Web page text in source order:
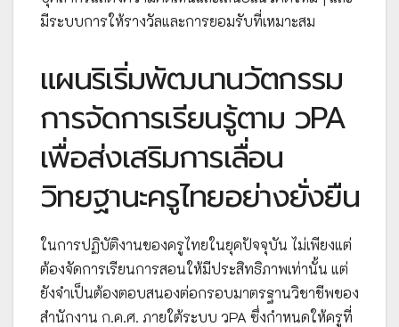
มีระบบการให้รางวัลและการยอมรับที่เหมาะสม
แผนริเริ่มพัฒนานวัตกรรม
การจัดการเรียนรู้ตาม วPA
เพื่อส่งเสริมการเลื่อน
วิทยฐานะครูไทยอย่างยั่งยืน
ในการปฏิบัติงานของครูไทยในยุคปัจจุบัน ไม่เพียงแต่
ต้องจัดการเรียนการสอนให้มีประสิทธิภาพเท่านั้น แต่
ยังจำเป็นต้องตอบสนองต่อกรอบมาตรฐานวิชาชีพของ
สำนักงาน ก.ค.ศ. ภายใต้ระบบ วPA ซึ่งกำหนดให้ครูที่